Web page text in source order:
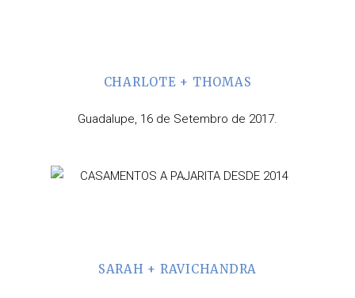
CHARLOTE + THOMAS
Guadalupe, 16 de Setembro de 2017.
SARAH + RAVICHANDRA